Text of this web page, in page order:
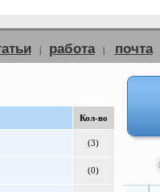
| работа | почта
Кол-во
(3)
(0)